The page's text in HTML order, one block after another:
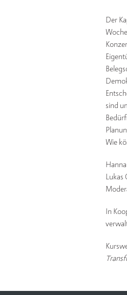
Der
sind
Wie
Lukas
In